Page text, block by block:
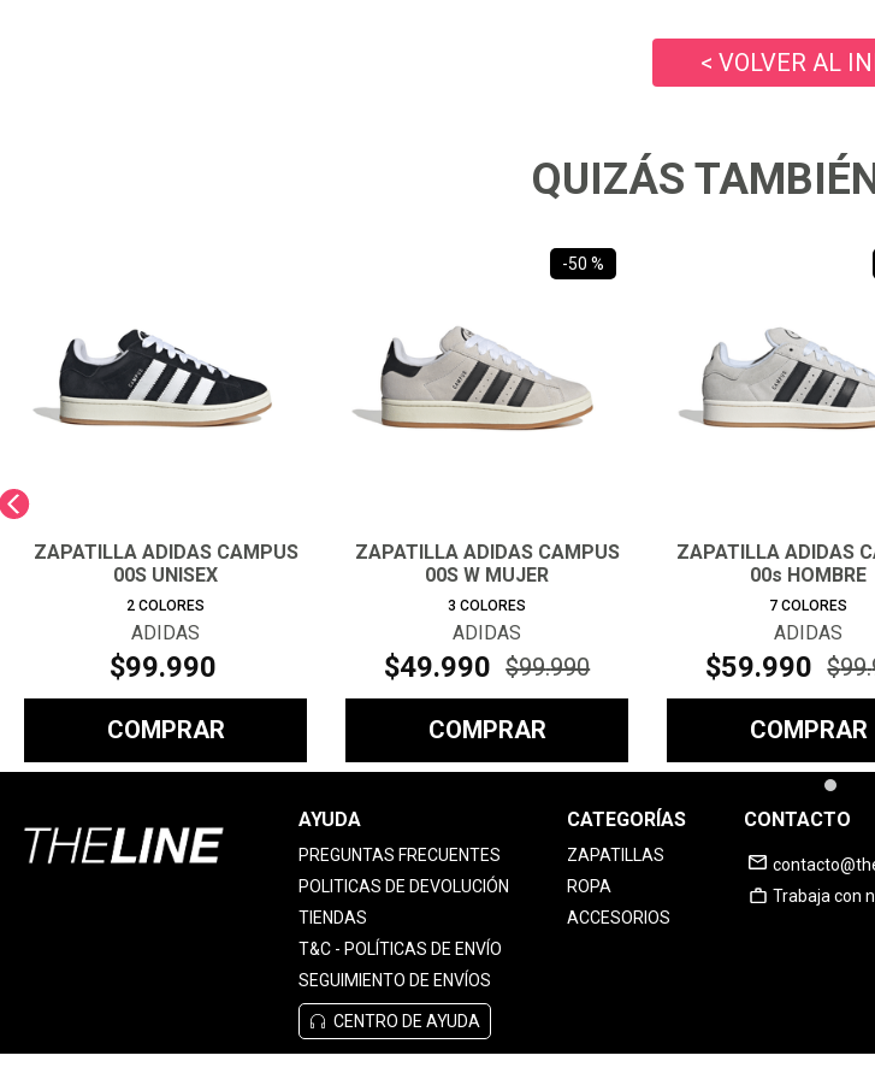
< VOLVER AL
QUIZÁS
ZAPATILLA ADIDAS CAMPUS
00S UNISEX
2 COLORES
ADIDAS
$99.990
COMPRAR
-50 %
ZAPATILLA ADIDAS CAMPUS
00S W MUJER
3 COLORES
ADIDAS
$49.990 $99.990
COMPRAR
ZAPATILLA ADIDAS
00s HOMBRE
7 COLORES
ADIDAS
$59.990 $99.
COMPRAR
AYUDA
PREGUNTAS FRECUENTES
POLITICAS DE DEVOLUCIÓN
TIENDAS
T&C - POLÍTICAS DE ENVÍO
SEGUIMIENTO DE ENVÍOS
CENTRO DE AYUDA
CATEGORÍAS
ZAPATILLAS
ROPA
ACCESORIOS
CONTACTO
Trabaja con